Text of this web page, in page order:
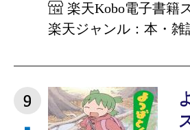
楽天Kobo電子書籍
楽天ジャンル：本・雑
9